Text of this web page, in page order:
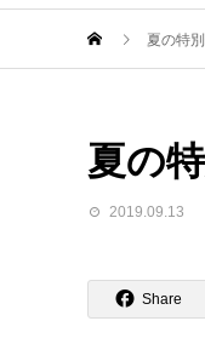
夏の特
夏の
2019.09.13
Share